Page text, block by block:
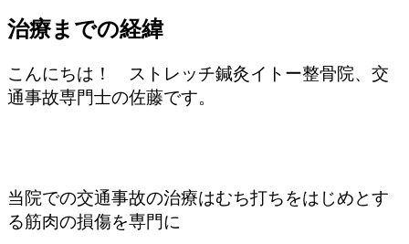
治療までの経緯
こんにちは！ ストレッチ鍼灸イトー整骨院、交
通事故専門士の佐藤です。
当院での交通事故の治療はむち打ちをはじめとす
る筋肉の損傷を専門に